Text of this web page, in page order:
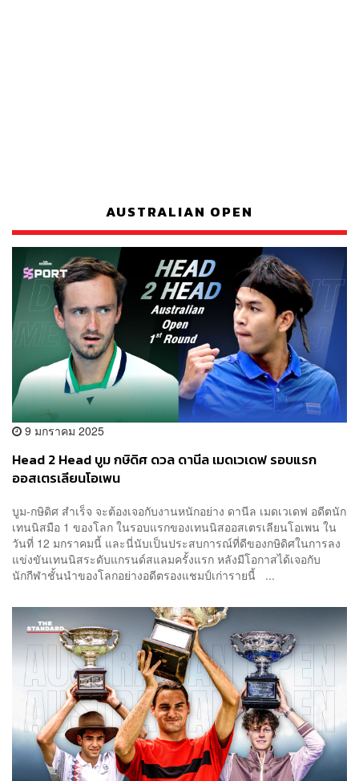
AUSTRALIAN OPEN
9 มกราคม 2025
Head 2 Head บูม กษิดิศ ดวล ดานีล เมดเวเดฟ รอบแรก
ออสเตรเลียนโอเพน
บูม-กษิดิศ สำเร็จ จะต้องเจอกับงานหนักอย่าง ดานีล เมดเวเดฟ อดีตนัก
เทนนิสมือ 1 ของโลก ในรอบแรกของเทนนิสออสเตรเลียนโอเพน ใน
วันที่ 12 มกราคมนี้ และนี่นับเป็นประสบการณ์ที่ดีของกษิดิศในการลง
แข่งขันเทนนิสระดับแกรนด์สแลมครั้งแรก หลังมีโอกาสได้เจอกับ
นักกีฬาชั้นนำของโลกอย่างอดีตรองแชมป์เก่ารายนี้ ...